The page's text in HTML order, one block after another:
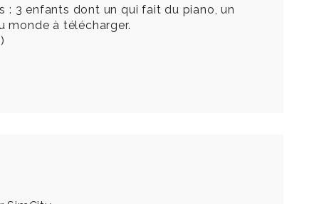
: 3 enfants dont un qui fait du piano, un
monde à télécharger.